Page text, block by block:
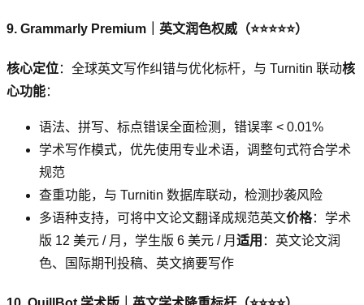
9. Grammarly Premium｜英文润色权威（⭐⭐⭐⭐⭐）
核心定位：全球英文写作纠错与优化标杆，与 Turnitin 联动核
心功能：
语法、拼写、标点错误全面检测，错误率 < 0.01%
学术写作模式，优先使用专业术语，调整句式符合学术
规范
查重功能，与 Turnitin 数据库联动，检测抄袭风险
多语种支持，可将中文论文翻译成规范英文价格：学术
版 12 美元 / 月，学生版 6 美元 / 月 适用 ：英文论文润
色、国际期刊投稿、英文摘要写作